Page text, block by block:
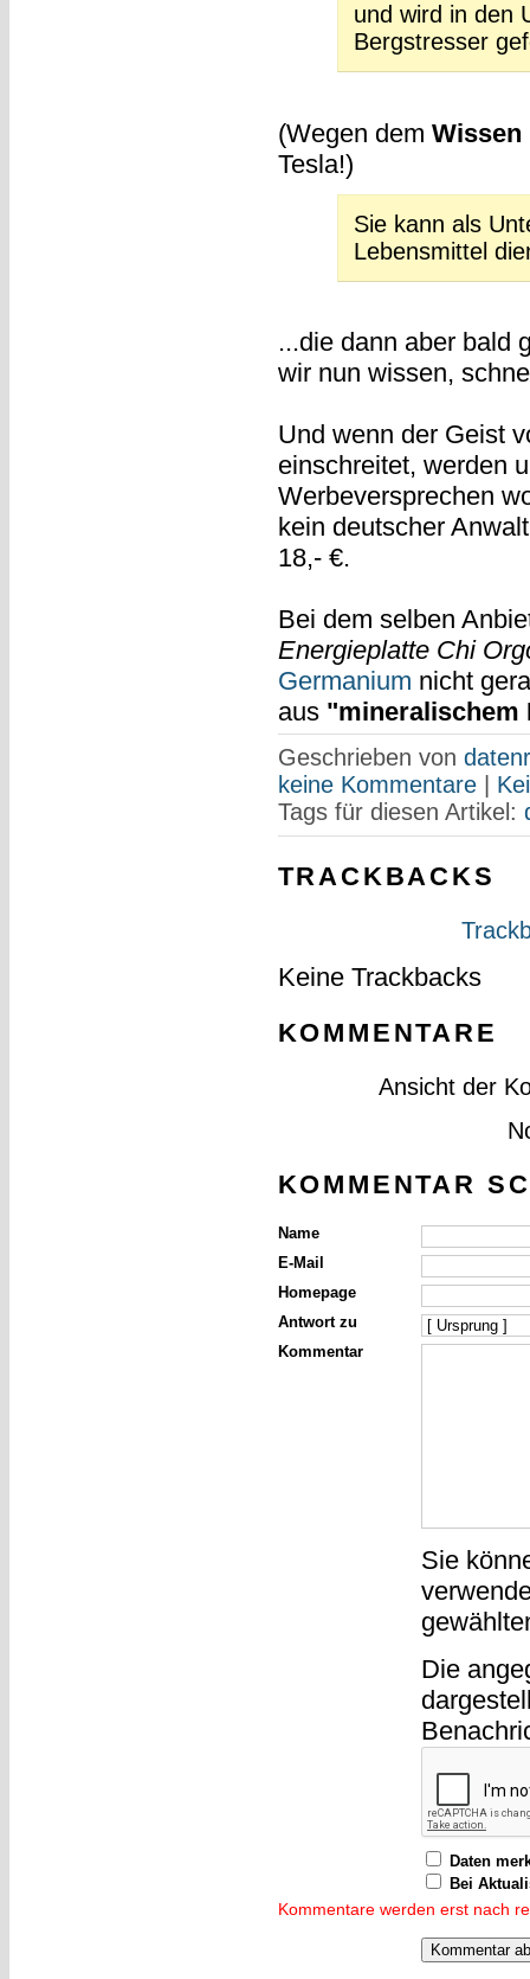
und wird in den
Bergstresser
(Wegen dem Wissen
Tesla!)
Sie kann als
Lebensmittel
...die dann aber bald
wir nun wissen,
Und wenn der Geist
einschreitet, werden
Werbeversprechen
kein deutscher
18,- €.
Bei dem selben
Energieplatte Chi
Germanium nicht
aus "mineralischem
Geschrieben von
keine Kommentare|
Tags für diesen Artikel:
TRACKBACKS
Keine Trackbacks
KOMMENTARE
Ansicht der
KOMMENTAR
Name
E-Mail
Homepage
Antwort zu
Kommentar
Sie
Die
Daten
Bei
Kommentare werden erst nach